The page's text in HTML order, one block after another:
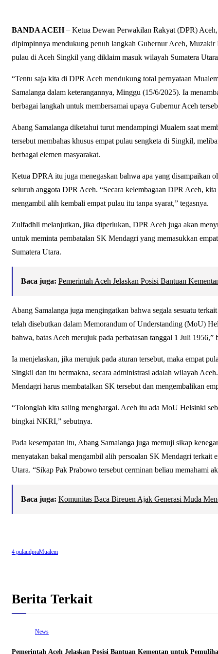
BANDA ACEH– Ketua Dewan Perwakilan Rakyat (DPR)
dipimpinnya mendukung penuh langkah Gubernur Aceh,
pulau di Aceh Singkil yang diklaim masuk wilayah Sumatera
“Tentu saja kita di DPR Aceh mendukung total pernyataan
Samalanga dalam keterangannya, Minggu (15/6/2025). Ia
berbagai langkah untuk membersamai upaya Gubernur Aceh
Abang Samalanga diketahui turut mendampingi Mualem saat
tersebut membahas khusus empat pulau sengketa di Singkil,
berbagai elemen masyarakat.
Ketua DPRA itu juga menegaskan bahwa apa yang disampaikan
seluruh anggota DPR Aceh. “Secara kelembagaan DPR Aceh,
mengambil alih kembali empat pulau itu tanpa syarat,” tegasnya.
Zulfadhli melanjutkan, jika diperlukan, DPR Aceh juga akan
untuk meminta pembatalan SK Mendagri yang memasukkan
Sumatera Utara.
Baca juga: Pemerintah Aceh Jelaskan Posisi Bantuan
Abang Samalanga juga mengingatkan bahwa segala sesuatu
telah disebutkan dalam Memorandum of Understanding (MoU)
bahwa, batas Aceh merujuk pada perbatasan tanggal 1 Juli 1956,”
Ia menjelaskan, jika merujuk pada aturan tersebut, maka empat
Singkil dan itu bermakna, secara administrasi adalah wilayah
Mendagri harus membatalkan SK tersebut dan mengembalikan
“Tolonglah kita saling menghargai. Aceh itu ada MoU Helsinki
bingkai NKRI,” sebutnya.
Pada kesempatan itu, Abang Samalanga juga memuji sikap
menyatakan bakal mengambil alih persoalan SK Mendagri terkait
Utara. “Sikap Pak Prabowo tersebut cerminan beliau memahami
Baca juga: Komunitas Baca Bireuen Ajak Generasi Muda
4 pulaudpraMualem
Berita Terkait
News
Pemerintah Aceh Jelaskan Posisi Bantuan Kementan untuk